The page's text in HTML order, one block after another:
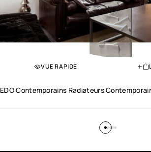
VUE RAPIDE
EDO Contemporains Radiateurs